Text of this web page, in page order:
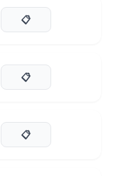
📋
📋
📋